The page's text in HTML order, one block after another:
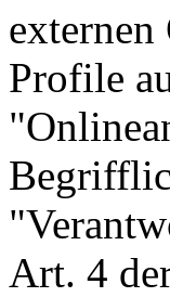
Profile
Art. 4